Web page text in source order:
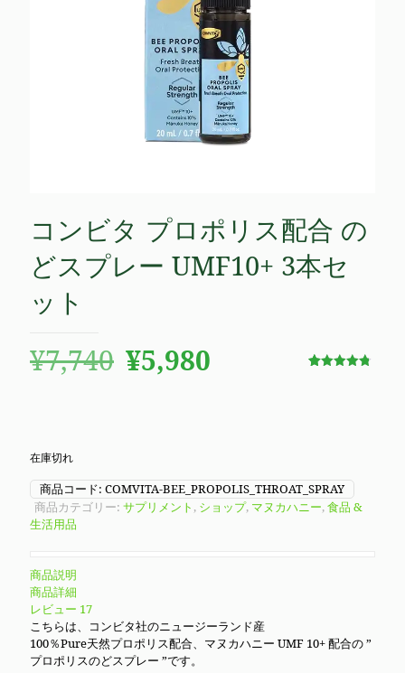
コンビタ プロポリス配合 の
どスプレー UMF10+ 3本セ
ット
¥7,740 元
¥7,740
で
¥5,980
は
¥5,980
在庫切れ
商品コード: COMVITA-BEE_PROPOLIS_THROAT_SPRAY
商品カテゴリー: サプリメント , ショップ, マヌカハニー,食品 &
生活用品
商品説明
商品詳細
レビュー 17
こちらは、コンビタ社のニュージーランド産
100％Pure天然プロポリス配合、マヌカハニー UMF 10+ 配合の ”
プロポリスのどスプレー ”です。